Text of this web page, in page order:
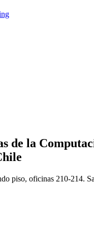
de la
piso, oficinas 210-214.